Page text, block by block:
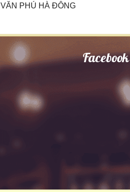
VĂN PHÚ HÀ ĐÔNG
Facebook